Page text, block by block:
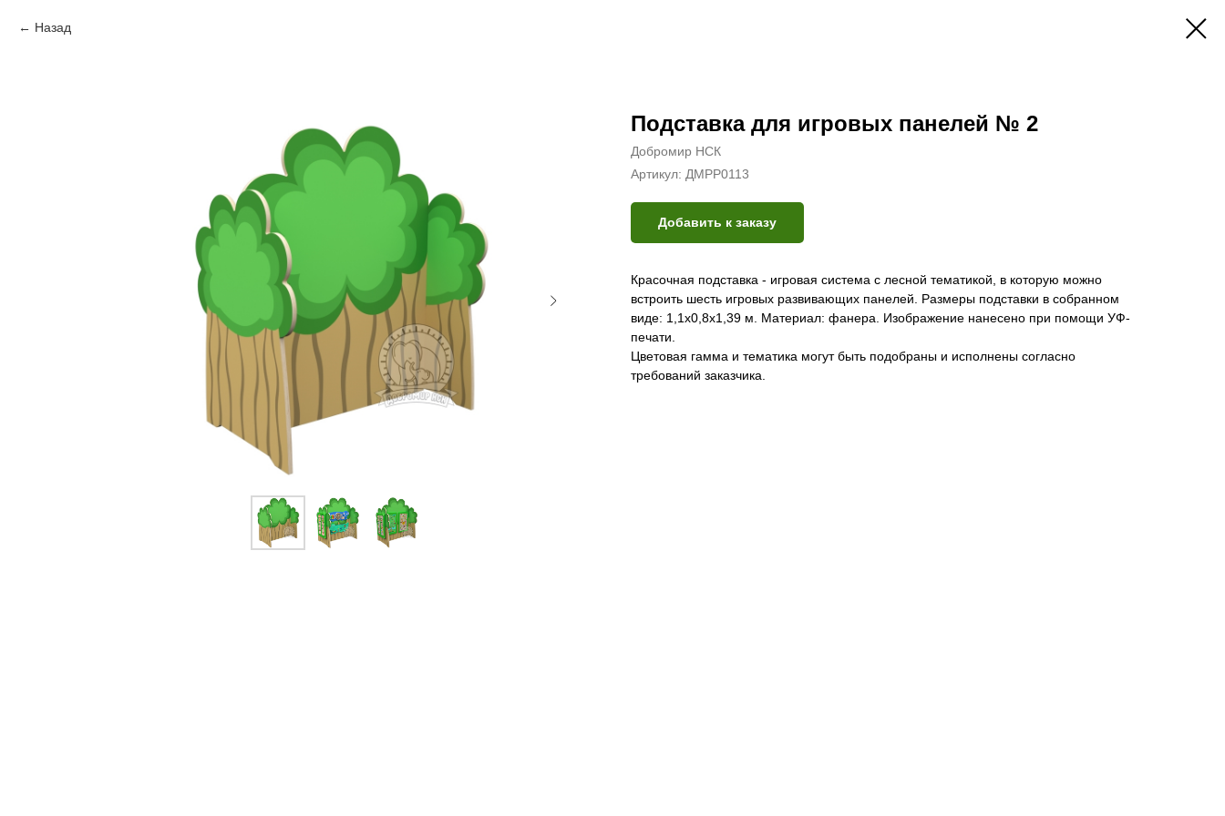
Назад
Подставка для игровых панелей № 2
Добромир НСК
Артикул: ДМРР0113
Добавить к заказу
Красочная подставка - игровая система с лесной тематикой, в которую можно
встроить шесть игровых развивающих панелей. Размеры подставки в собранном
виде: 1,1х0,8х1,39 м. Материал: фанера. Изображение нанесено при помощи УФ-
печати.
Цветовая гамма и тематика могут быть подобраны и исполнены согласно
требований заказчика.